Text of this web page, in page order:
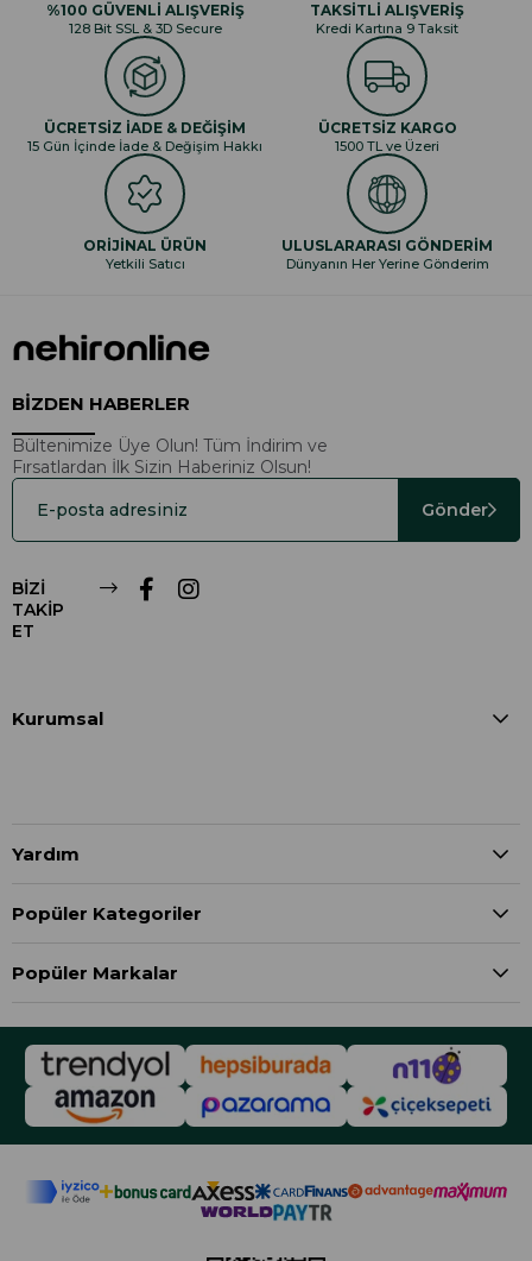
%100 GÜVENLİ ALIŞVERİŞ
128 Bit SSL & 3D Secure
TAKSİTLİ ALIŞVERİŞ
Kredi Kartına 9 Taksit
ÜCRETSİZ İADE & DEĞİŞİM
15 Gün İçinde İade & Değişim Hakkı
ÜCRETSİZ KARGO
1500 TL ve Üzeri
ORİJİNAL ÜRÜN
Yetkili Satıcı
ULUSLARARASI GÖNDERİM
Dünyanın Her Yerine Gönderim
BİZDEN HABERLER
Bültenimize Üye Olun! Tüm İndirim ve
Fırsatlardan İlk Sizin Haberiniz Olsun!
Gönder
BİZİ
TAKİP
ET
Kurumsal
Yardım
Popüler Kategoriler
Popüler Markalar